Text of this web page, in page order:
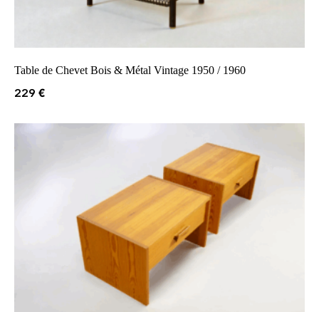
Table de Chevet Bois & Métal Vintage 1950 / 1960
229 €